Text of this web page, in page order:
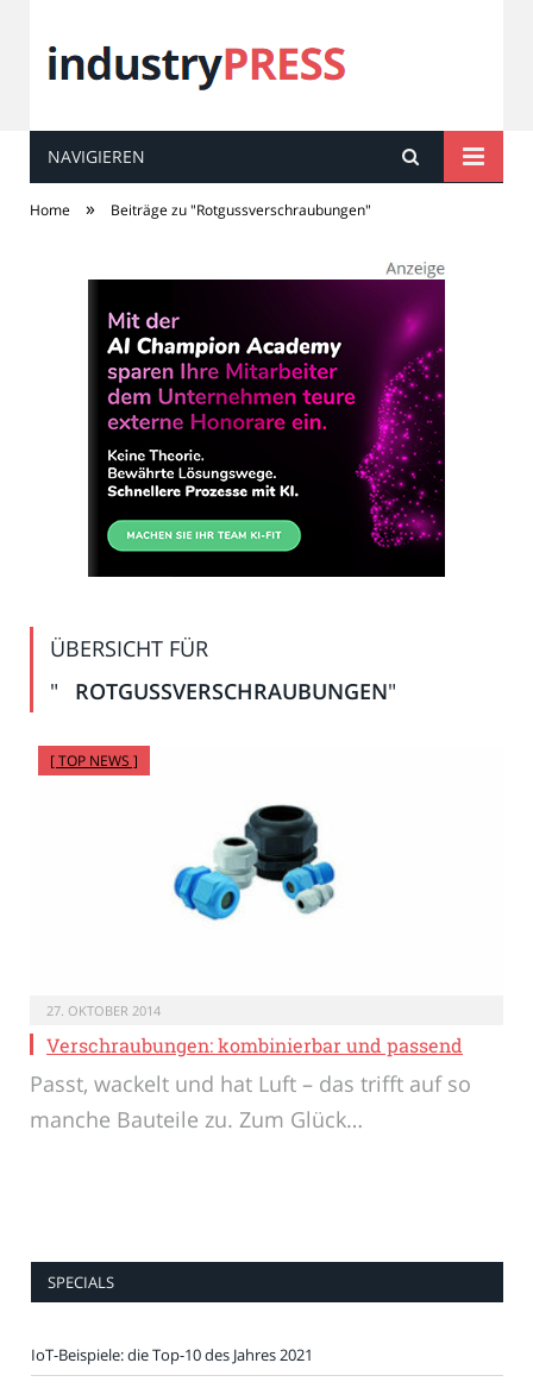
industryPRESS
NAVIGIEREN
Home » Beiträge zu "Rotgussverschraubungen"
ÜBERSICHT FÜR
"
ROTGUSSVERSCHRAUBUNGEN"
[ TOP NEWS ]
27. OKTOBER 2014
Verschraubungen: kombinierbar und passend
Passt, wackelt und hat Luft – das trifft auf so
manche Bauteile zu. Zum Glück…
SPECIALS
IoT-Beispiele: die Top-10 des Jahres 2021